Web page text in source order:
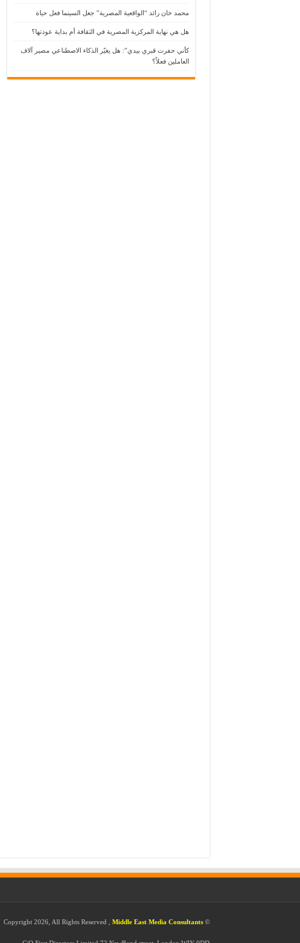
محمد خان رائد “الواقعية المصرية” جعل السينما فعل حياة
هل هي نهاية المركزية المصرية في الثقافة أم بداية عودتها؟
كأني حفرت قبري بيدي”: هل يغيّر الذكاء الاصطناعي مصير آلاف
العاملين فعلاً؟
© Copyright 2026, All Rights Reserved ,
Middle East Media Consultants